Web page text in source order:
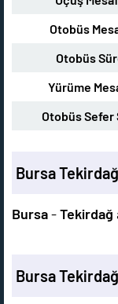
Otobüs
Otobüs
Yürüme
Otobüs Sefer
Bursa
Bursa-Tekirdağ
Bursa